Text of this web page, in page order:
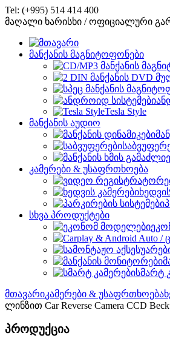
Tel: (+995) 514 414 400
მაღალი ხარისხი / ოფიციალური
მანქანის მაგნიტოფონები
Tesla Style
მანქანის აუდიო
კამერები & უსაფრთხოება
სხვა პროდუქტები
სმარტ
მთავარიკამერები & უსაფრთხოება
ლინზით Car Reverse Camera CCD
პროდუქცია